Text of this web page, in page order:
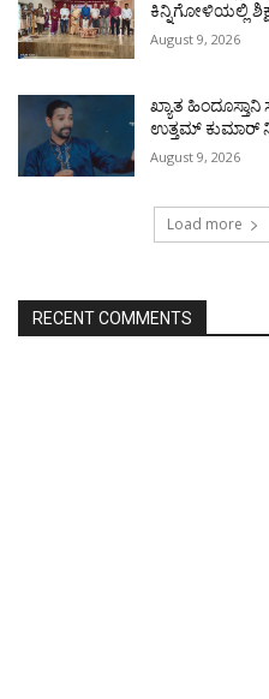
ಕಿನ್ನಿಗೋಳಿಯಲ್ಲಿ
August 9, 2026
ಖ್ಯಾತ ಹಿಂದೂಸ್ತಾನಿ
ಉತ್ತಮ್ ಕುಮಾರ್
August 9, 2026
Load more
RECENT COMMENTS